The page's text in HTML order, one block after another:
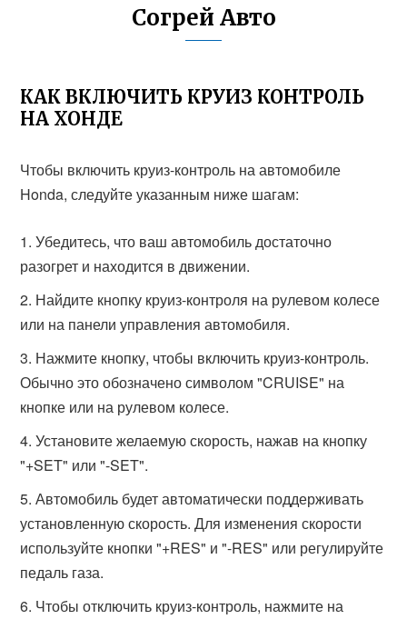
Согрей Авто
КАК ВКЛЮЧИТЬ КРУИЗ КОНТРОЛЬ
НА ХОНДЕ
Чтобы включить круиз-контроль на автомобиле
Honda, следуйте указанным ниже шагам:
Убедитесь, что ваш автомобиль достаточно
разогрет и находится в движении.
Найдите кнопку круиз-контроля на рулевом колесе
или на панели управления автомобиля.
Нажмите кнопку, чтобы включить круиз-контроль.
Обычно это обозначено символом "CRUISE" на
кнопке или на рулевом колесе.
Установите желаемую скорость, нажав на кнопку
"+SET" или "-SET".
Автомобиль будет автоматически поддерживать
установленную скорость. Для изменения скорости
используйте кнопки "+RES" и "-RES" или регулируйте
педаль газа.
Чтобы отключить круиз-контроль, нажмите на